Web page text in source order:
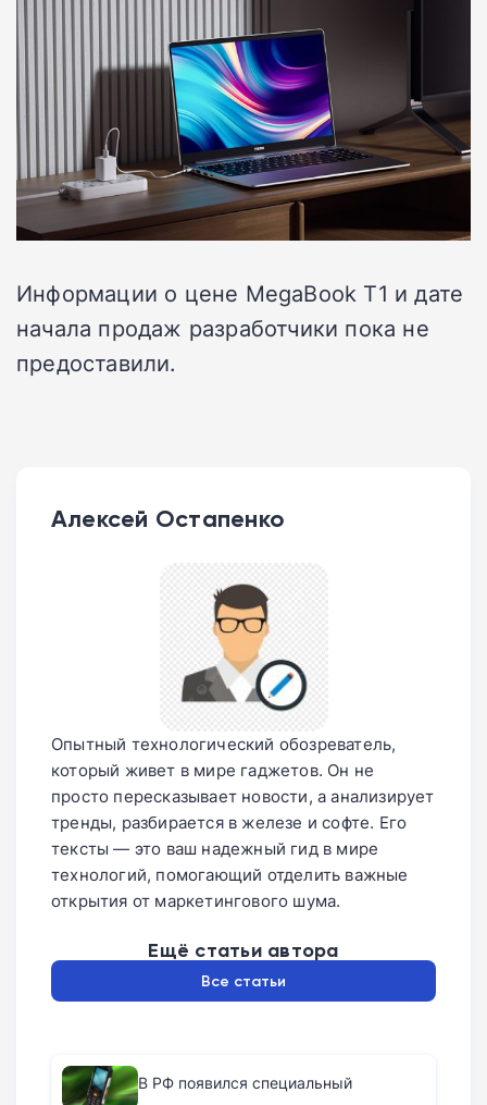
Информации о цене MegaBook T1 и дате
начала продаж разработчики пока не
предоставили.
Алексей Остапенко
Опытный технологический обозреватель,
который живет в мире гаджетов. Он не
просто пересказывает новости, а анализирует
тренды, разбирается в железе и софте. Его
тексты — это ваш надежный гид в мире
технологий, помогающий отделить важные
открытия от маркетингового шума.
Ещё статьи автора
Все статьи
В РФ появился специальный